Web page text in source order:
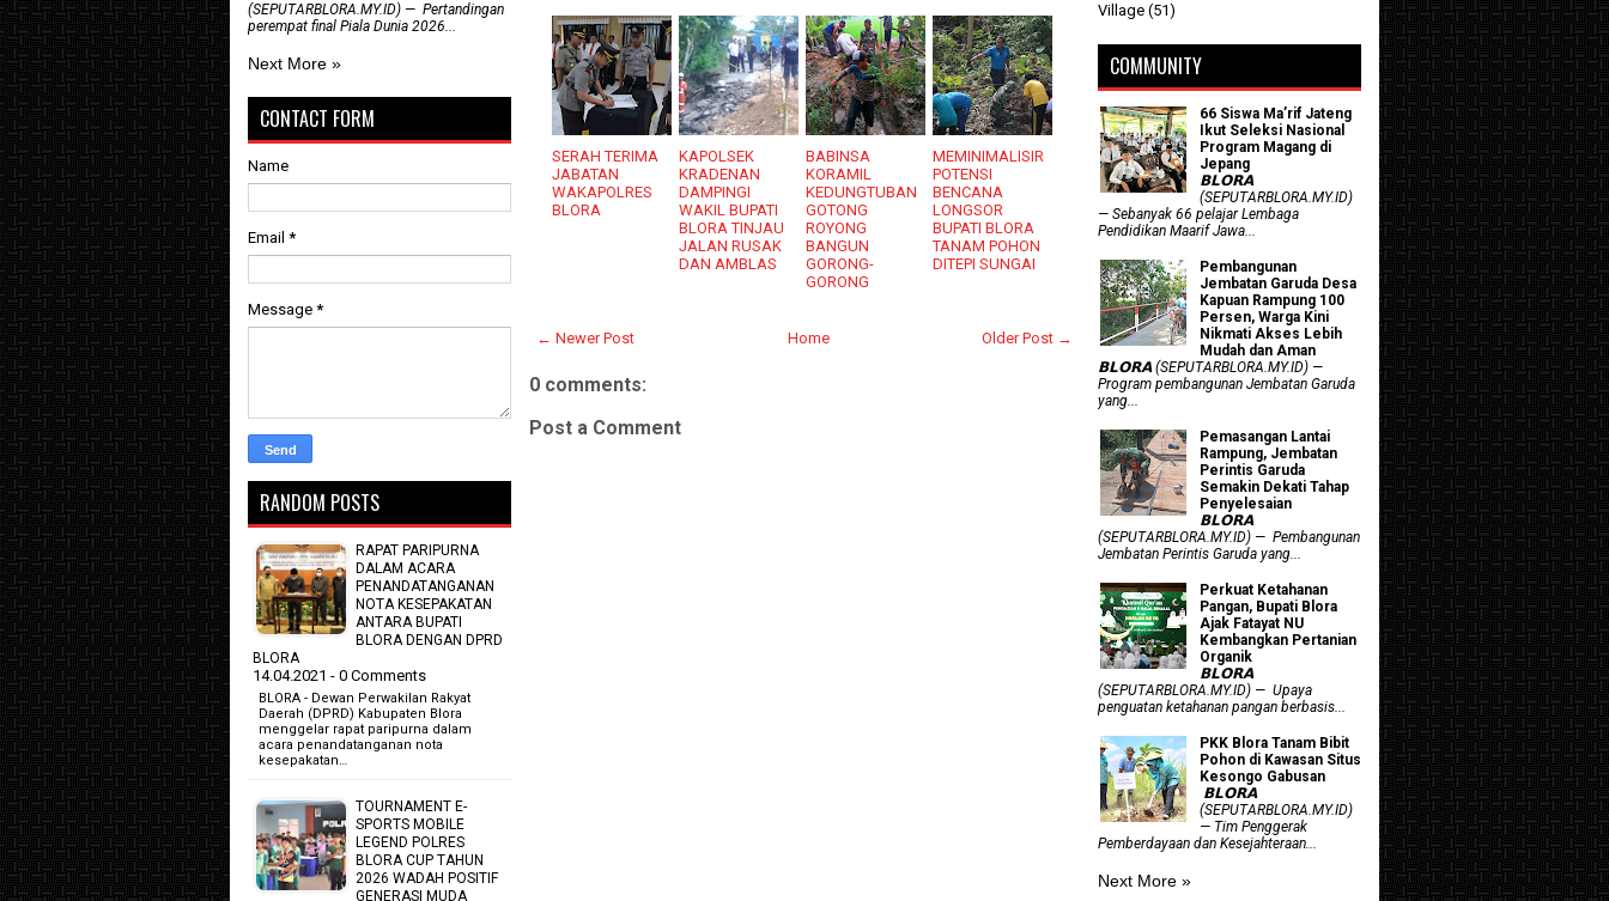
SERAH TERIMA
JABATAN
WAKAPOLRES
BLORA
KAPOLSEK
KRADENAN
DAMPINGI
WAKIL BUPATI
BLORA TINJAU
JALAN RUSAK
DAN AMBLAS
BABINSA
KORAMIL
KEDUNGTUBAN
GOTONG
ROYONG
BANGUN
GORONG-
GORONG
MEMINIMALISIR
POTENSI
BENCANA
LONGSOR
BUPATI BLORA
TANAM POHON
DITEPI SUNGAI
← Newer Post Older Post →
Home
0 comments:
Post a Comment
(SEPUTARBLORA.MY.ID) — Pertandingan
perempat final Piala Dunia 2026...
Next More »
CONTACT FORM
Name
Email *
Message *
RANDOM POSTS
RAPAT PARIPURNA
DALAM ACARA
PENANDATANGANAN
NOTA KESEPAKATAN
ANTARA BUPATI
BLORA DENGAN DPRD
BLORA
14.04.2021 - 0 Comments
BLORA - Dewan Perwakilan Rakyat
Daerah (DPRD) Kabupaten Blora
menggelar rapat paripurna dalam
acara penandatanganan nota
kesepakatan…
TOURNAMENT E-
SPORTS MOBILE
LEGEND POLRES
BLORA CUP TAHUN
2026 WADAH POSITIF
GENERASI MUDA
Village (51)
COMMUNITY
66 Siswa Ma’rif Jateng
Ikut Seleksi Nasional
Program Magang di
Jepang
𝗕𝗟𝗢𝗥𝗔
(SEPUTARBLORA.MY.ID)
— Sebanyak 66 pelajar Lembaga
Pendidikan Maarif Jawa...
Pembangunan
Jembatan Garuda Desa
Kapuan Rampung 100
Persen, Warga Kini
Nikmati Akses Lebih
Mudah dan Aman
𝗕𝗟𝗢𝗥𝗔 (SEPUTARBLORA.MY.ID) —
Program pembangunan Jembatan Garuda
yang...
Pemasangan Lantai
Rampung, Jembatan
Perintis Garuda
Semakin Dekati Tahap
Penyelesaian
𝗕𝗟𝗢𝗥𝗔
(SEPUTARBLORA.MY.ID) — Pembangunan
Jembatan Perintis Garuda yang...
​Perkuat Ketahanan
Pangan, Bupati Blora
Ajak Fatayat NU
Kembangkan Pertanian
Organik
𝗕𝗟𝗢𝗥𝗔
(SEPUTARBLORA.MY.ID) — Upaya
penguatan ketahanan pangan berbasis...
PKK Blora Tanam Bibit
Pohon di Kawasan Situs
Kesongo Gabusan
‎ 𝗕𝗟𝗢𝗥𝗔
(SEPUTARBLORA.MY.ID)
— Tim Penggerak
Pemberdayaan dan Kesejahteraan...
Next More »